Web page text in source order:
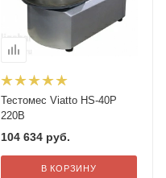
Тестомес Viatto HS-40P
220В
104 634руб.
В КОРЗИНУ